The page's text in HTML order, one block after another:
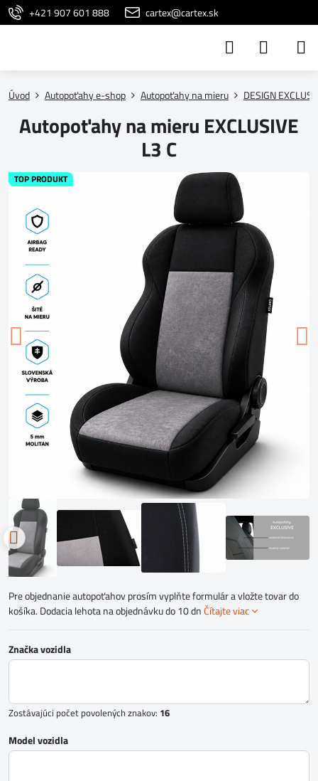
+421 907 601 888 cartex@cartex.sk
TOP PRODUKT
Úvod Autopoťahy e-shop Autopoťahy na mieru DESIGN
Autopoťahy na mieru EXCLUSIVE
L3 C
Pre objednanie autopoťahov prosím vyplňte formulár a vložte tovar do
košíka. Dodacia lehota na objednávku do 10 dnČítajte viac
Značka vozidla
Zostávajúci počet povolených znakov: 16
Model vozidla